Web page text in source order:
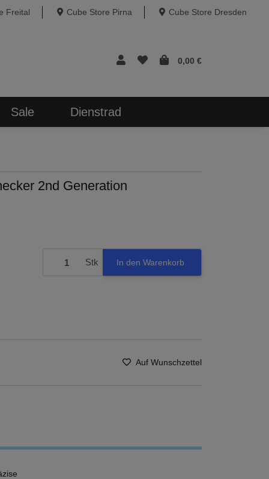
Freital Cube Store Pirna Cube Store Dresden
0,00 €
Sale Dienstrad
2nd Generation
Stk In den Warenkorb
Auf Wunschzettel